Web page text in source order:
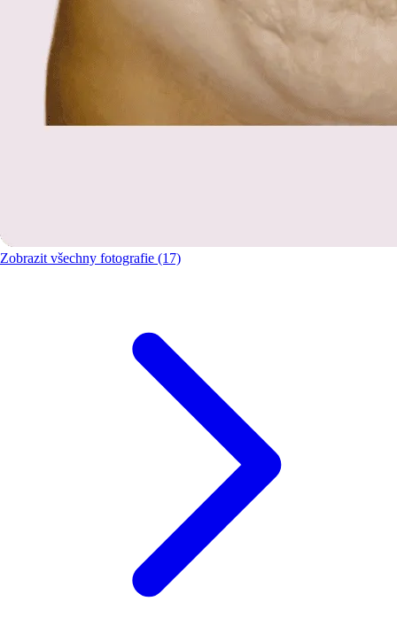
Zobrazit všechny fotografie (17)